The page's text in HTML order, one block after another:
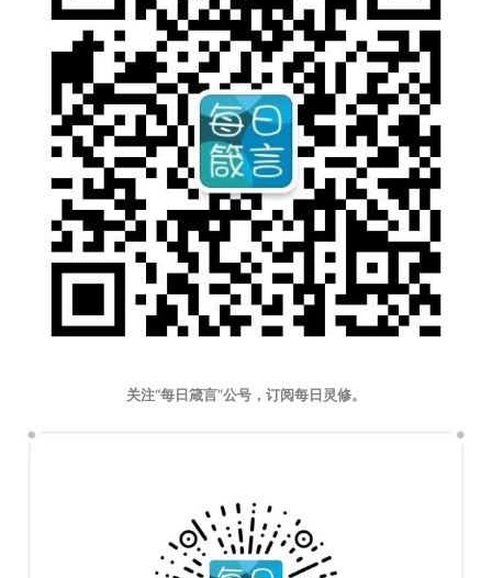
关注“每日箴言”公号，订阅每日灵修。